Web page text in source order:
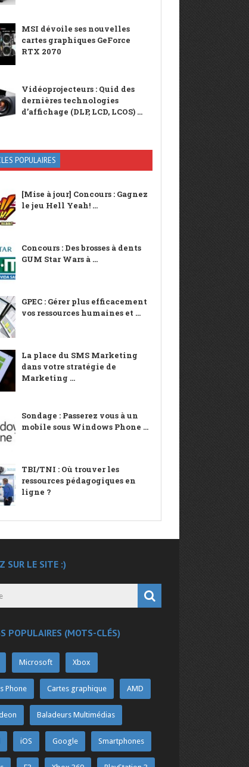
MSI dévoile ses nouvelles
cartes graphiques GeForce
RTX 2070
Vidéoprojecteurs : Quid des
dernières technologies
d’affichage (DLP, LCD, LCOS) ...
POPULAIRES
[Mise à jour] Concours : Gagnez
le jeu Hell Yeah! ...
Concours : Des brosses à dents
GUM Star Wars à ...
GPEC : Gérer plus efficacement
vos ressources humaines et ...
La place du SMS Marketing
dans votre stratégie de
Marketing ...
Sondage : Passerez vous à un
mobile sous Windows Phone ...
TBI/TNI : Où trouver les
ressources pédagogiques en
ligne ?
SUR LE SITE :)
POPULAIRES (MOTS-CLÉS)
Microsoft Xbox
Phone Cartes graphique AMD
Baladeurs Multimédias
iOS Google Smartphones